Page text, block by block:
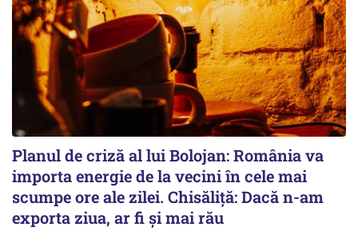
Planul de criză al lui Bolojan: România va
importa energie de la vecini în cele mai
scumpe ore ale zilei. Chisăliță: Dacă n-am
exporta ziua, ar fi și mai rău